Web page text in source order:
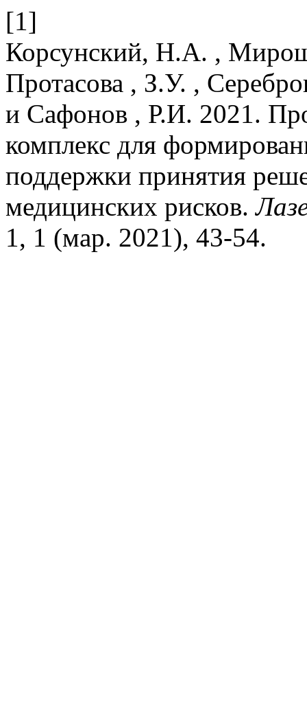
[1]
Корсунский, Н.А. ,
Протасова , З.У. ,
и Сафонов , Р.И. 2021.
комплекс для
поддержки принятия
медицинских рисков.
1, 1 (мар. 2021), 43-54.